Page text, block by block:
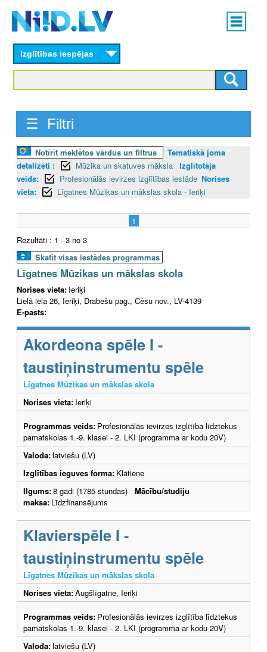
content
Main
menu
Izglītības iespējas
☰ Filtri
Notīrīt meklētos vārdus un filtrus
Tematiskā joma
detalizēti :
Mūzika un skatuves māksla Izglītotāja
veids:
Profesionālās ievirzes izglītības iestāde Norises
vieta:
Līgatnes Mūzikas un mākslas skola - Ieriķi
1
Rezultāti : 1 - 3 no 3
Skatīt visas iestādes programmas
Līgatnes Mūzikas un mākslas skola
Norises vieta: Ieriķi
Lielā iela 26, Ieriķi, Drabešu pag., Cēsu nov., LV-4139
E-pasts:
Akordeona spēle I -
taustiņinstrumentu spēle
Līgatnes Mūzikas un mākslas skola
Norises vieta: Ieriķi
Programmas veids: Profesionālās ievirzes izglītība līdztekus
pamatskolas 1.-9. klasei - 2. LKI (programma ar kodu 20V)
Valoda:latviešu (LV)
Izglītības ieguves forma: Klātiene
Ilgums:8 gadi (1785 stundas) Mācību/studiju
maksa: Līdzfinansējums
Klavierspēle I -
taustiņinstrumentu spēle
Līgatnes Mūzikas un mākslas skola
Norises vieta:Augšlīgatne, Ieriķi
Programmas veids: Profesionālās ievirzes izglītība līdztekus
pamatskolas 1.-9. klasei - 2. LKI (programma ar kodu 20V)
Valoda:latviešu (LV)